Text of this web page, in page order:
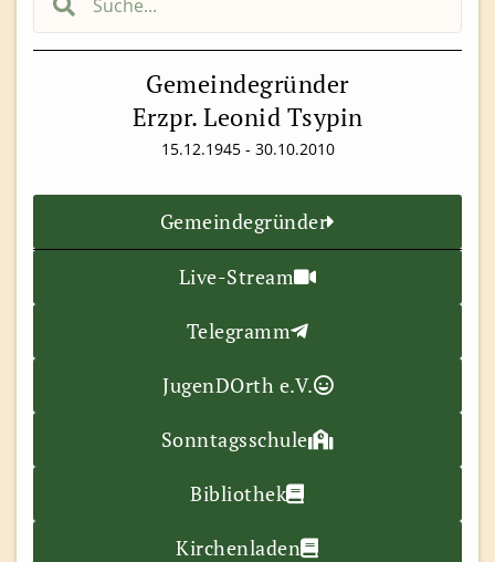
Gemeindegründer
Erzpr. Leonid Tsypin
15.12.1945 - 30.10.2010
Gemeindegründer
Live-Stream
Telegramm
JugenDOrth e.V.
Sonntagsschule
Bibliothek
Kirchenladen